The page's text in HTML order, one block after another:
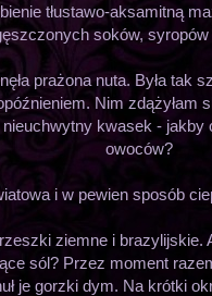
tłustawo-aksamitną
soków, syropów
prażona nuta. Była tak
Nim zdążyłam
nieuchwytny kwasek -
owoców?
i w pewien sposób
ziemne i brazylijskie.
sól? Przez moment
je gorzki dym. Na krótki